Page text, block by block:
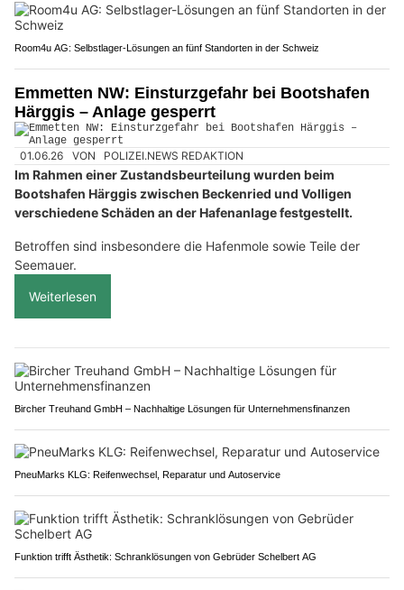
Room4u AG: Selbstlager-Lösungen an fünf Standorten in der Schweiz
Emmetten NW: Einsturzgefahr bei Bootshafen
Härggis – Anlage gesperrt
01.06.26 VON POLIZEI.NEWS REDAKTION
Im Rahmen einer Zustandsbeurteilung wurden beim
Bootshafen Härggis zwischen Beckenried und Volligen
verschiedene Schäden an der Hafenanlage festgestellt.
Betroffen sind insbesondere die Hafenmole sowie Teile der
Seemauer.
Weiterlesen
Bircher Treuhand GmbH – Nachhaltige Lösungen für Unternehmensfinanzen
PneuMarks KLG: Reifenwechsel, Reparatur und Autoservice
Funktion trifft Ästhetik: Schranklösungen von Gebrüder Schelbert AG